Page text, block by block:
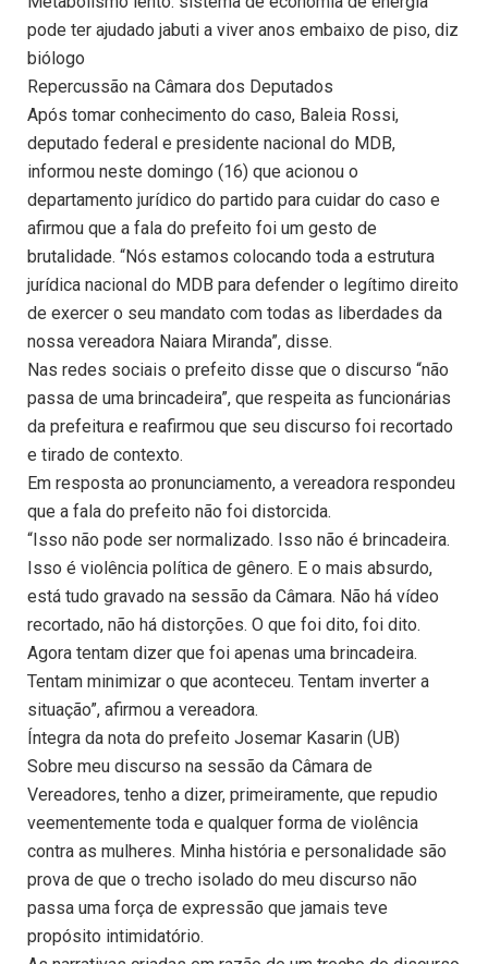
pode ter ajudado jabuti a viver anos embaixo de piso, diz
biólogo
Repercussão na Câmara dos Deputados
Após tomar conhecimento do caso, Baleia Rossi,
deputado federal e presidente nacional do MDB,
informou neste domingo (16) que acionou o
departamento jurídico do partido para cuidar do caso e
afirmou que a fala do prefeito foi um gesto de
brutalidade. “Nós estamos colocando toda a estrutura
jurídica nacional do MDB para defender o legítimo direito
de exercer o seu mandato com todas as liberdades da
nossa vereadora Naiara Miranda”, disse.
Nas redes sociais o prefeito disse que o discurso “não
passa de uma brincadeira”, que respeita as funcionárias
da prefeitura e reafirmou que seu discurso foi recortado
e tirado de contexto.
Em resposta ao pronunciamento, a vereadora respondeu
que a fala do prefeito não foi distorcida.
“Isso não pode ser normalizado. Isso não é brincadeira.
Isso é violência política de gênero. E o mais absurdo,
está tudo gravado na sessão da Câmara. Não há vídeo
recortado, não há distorções. O que foi dito, foi dito.
Agora tentam dizer que foi apenas uma brincadeira.
Tentam minimizar o que aconteceu. Tentam inverter a
situação”, afirmou a vereadora.
Íntegra da nota do prefeito Josemar Kasarin (UB)
Sobre meu discurso na sessão da Câmara de
Vereadores, tenho a dizer, primeiramente, que repudio
veementemente toda e qualquer forma de violência
contra as mulheres. Minha história e personalidade são
prova de que o trecho isolado do meu discurso não
passa uma força de expressão que jamais teve
propósito intimidatório.